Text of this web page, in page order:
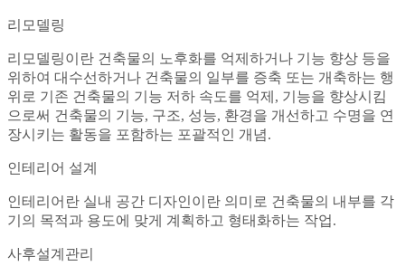
리모델링
리모델링이란 건축물의 노후화를 억제하거나 기능 향상 등을
위하여 대수선하거나 건축물의 일부를 증축 또는 개축하는 행
위로 기존 건축물의 기능 저하 속도를 억제, 기능을 향상시킴
으로써 건축물의 기능, 구조, 성능, 환경을 개선하고 수명을 연
장시키는 활동을 포함하는 포괄적인 개념.
인테리어 설계
인테리어란 실내 공간 디자인이란 의미로 건축물의 내부를 각
기의 목적과 용도에 맞게 계획하고 형태화하는 작업.
사후설계관리